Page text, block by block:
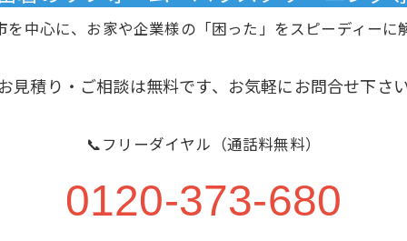
を中心に、お家や企業様の「困った」をスピーディーに
見積り・ご相談は無料です、お気軽にお問合せ下さ
📞フリーダイヤル（通話料無料）
0120-373-680